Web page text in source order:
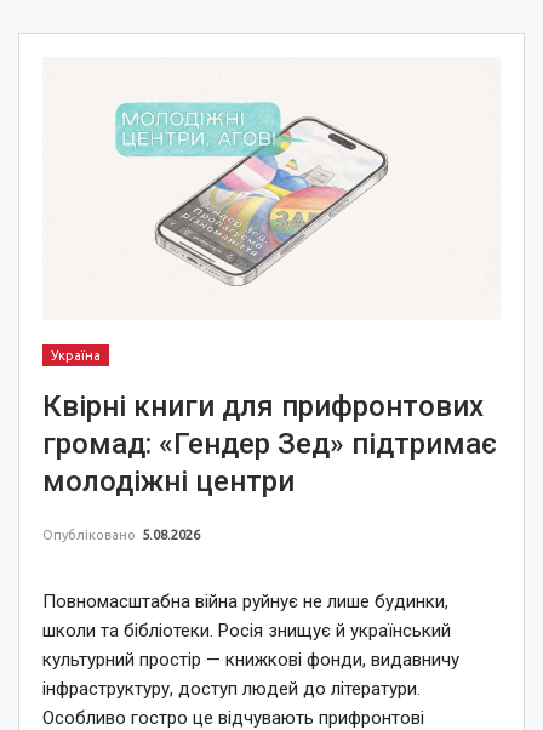
Україна
Квірні книги для прифронтових
громад: «Гендер Зед» підтримає
молодіжні центри
Опубліковано 5.08.2026
Повномасштабна війна руйнує не лише будинки,
школи та бібліотеки. Росія знищує й український
культурний простір — книжкові фонди, видавничу
інфраструктуру, доступ людей до літератури.
Особливо гостро це відчувають прифронтові